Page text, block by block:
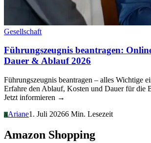
Gesellschaft
Führungszeugnis beantragen:
Dauer & Ablauf 2026
Führungszeugnis beantragen – alles Wichtige
Erfahre den Ablauf, Kosten und Dauer für die
Jetzt informieren →
AAriane1. Juli 20266 Min. Lesezeit
Amazon Shopping